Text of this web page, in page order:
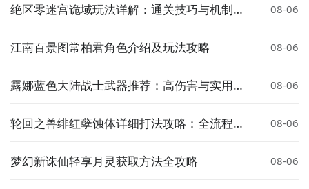
绝区零迷宫诡域玩法详解：通关技巧与机制解
08-06
江南百景图常柏君角色介绍及玩法攻略 08-06
露娜蓝色大陆战士武器推荐：高伤害与实用性
08-06
轮回之兽绯红孽蚀体详细打法攻略：全流程通
08-06
梦幻新诛仙轻享月灵获取方法全攻略 08-06